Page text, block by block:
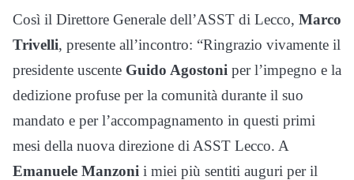
Così il Direttore Generale dell’ASST di Lecco, Marco
Trivelli, presente all’incontro: “Ringrazio vivamente il
presidente uscente Guido Agostoni per l’impegno e la
dedizione profuse per la comunità durante il suo
mandato e per l’accompagnamento in questi primi
mesi della nuova direzione di ASST Lecco. A
Emanuele Manzoni i miei più sentiti auguri per il